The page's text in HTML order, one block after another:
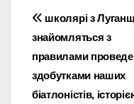
записів
школярі з
знайомляться з
правилами
здобутками наших
біатлоністів,